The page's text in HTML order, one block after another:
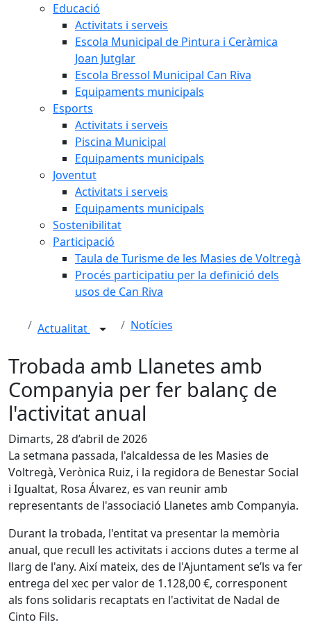
Educació
Activitats i serveis
Escola Municipal de Pintura i Ceràmica
Joan Jutglar
Escola Bressol Municipal Can Riva
Equipaments municipals
Esports
Activitats i serveis
Piscina Municipal
Equipaments municipals
Joventut
Activitats i serveis
Equipaments municipals
Sostenibilitat
Participació
Taula de Turisme de les Masies de Voltregà
Procés participatiu per la definició dels
usos de Can Riva
Actualitat Notícies
Trobada amb Llanetes amb
Companyia per fer balanç de
l'activitat anual
Dimarts, 28 d’abril de 2026
La setmana passada, l'alcaldessa de les Masies de
Voltregà, Verònica Ruiz, i la regidora de Benestar Social
i Igualtat, Rosa Álvarez, es van reunir amb
representants de l'associació Llanetes amb Companyia.
Durant la trobada, l'entitat va presentar la memòria
anual, que recull les activitats i accions dutes a terme al
llarg de l'any. Així mateix, des de l'Ajuntament se’ls va fer
entrega del xec per valor de 1.128,00 €, corresponent
als fons solidaris recaptats en l'activitat de Nadal de
Cinto Fils.